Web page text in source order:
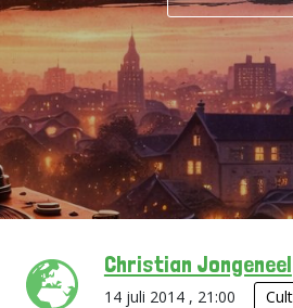
Christian Jongeneel
14 juli 2014 , 21:00